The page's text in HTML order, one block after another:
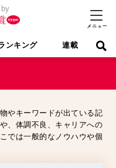
by
ンキング 連載
やキーワードが出ている記
、体調不良、キャリアへの
では一般的なノウハウや個